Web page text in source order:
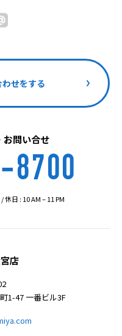
せをする
お問い合せ
8700
日 : 10 AM – 11 PM
店
1-47 一番ビル3F